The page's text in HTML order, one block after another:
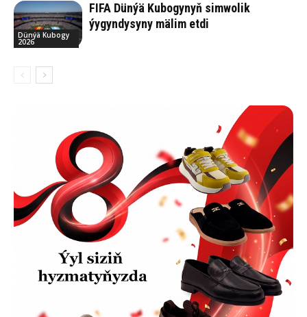
Dünýä Kubogy
2026
FIFA Dünýä Kubogynyň simwolik
ýygyndysyny mälim etdi